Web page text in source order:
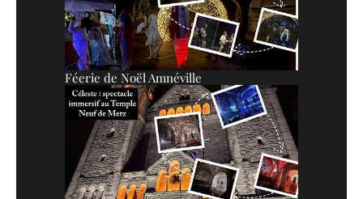
Féerie de Noël Amnéville